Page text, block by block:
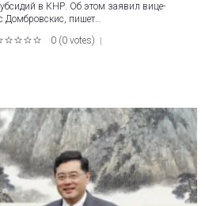
в КНР. Об этом заявил вице-
Домбровскис, пишет…
0 (0 votes)